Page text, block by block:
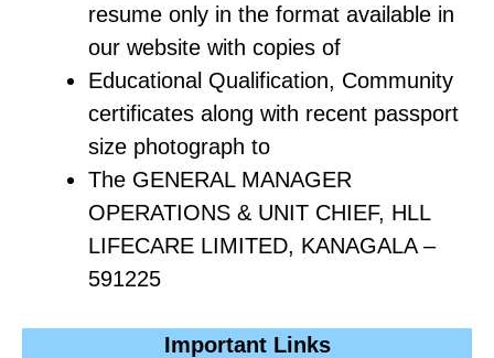
resume only in the format available in
our website with copies of
Educational Qualification, Community
certificates along with recent passport
size photograph to
The GENERAL MANAGER
OPERATIONS & UNIT CHIEF, HLL
LIFECARE LIMITED, KANAGALA –
591225
Important Links